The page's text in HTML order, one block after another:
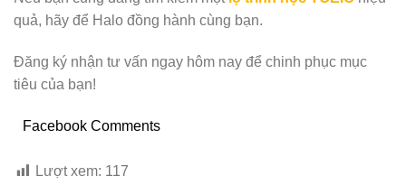
quả, hãy để Halo đồng hành cùng bạn.
Đăng ký nhận tư vấn ngay hôm nay để chinh phục mục
tiêu của bạn!
Facebook Comments
Lượt xem: 117